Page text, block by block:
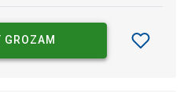
GROZAM